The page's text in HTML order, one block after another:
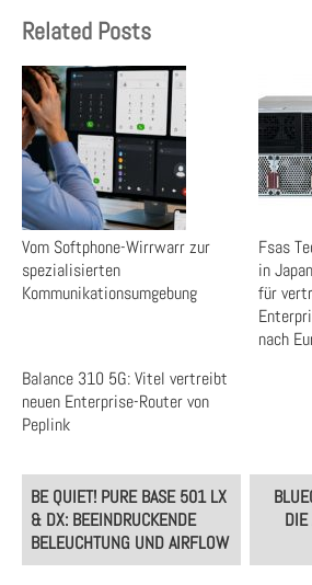
Related Posts
Vom Softphone-Wirrwarr zur
spezialisierten
Kommunikationsumgebung
Fsas
in
für
nach
Balance 310 5G: Vitel vertreibt
neuen Enterprise-Router von
Peplink
Post
navigation
BE QUIET! PURE BASE 501 LX
& DX: BEEINDRUCKENDE
BELEUCHTUNG UND AIRFLOW
DIE